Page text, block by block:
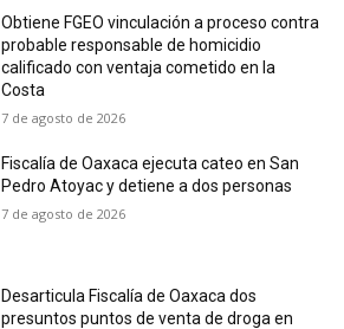
Obtiene FGEO vinculación a proceso contra
probable responsable de homicidio
calificado con ventaja cometido en la
Costa
7 de agosto de 2026
Fiscalía de Oaxaca ejecuta cateo en San
Pedro Atoyac y detiene a dos personas
7 de agosto de 2026
Desarticula Fiscalía de Oaxaca dos
presuntos puntos de venta de droga en